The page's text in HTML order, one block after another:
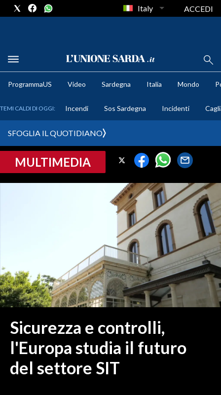
METEO
CRONACA SARDEGNA
GALLURA
NUORO E PROVINCIA
OGLIASTRA
ITALIA
MONDO
Italy ACCEDI
ProgrammaUS Video Sardegna Italia Mondo
TEMI CALDI DI OGGI: Incendi Sos Sardegna Incidenti
SFOGLIA IL QUOTIDIANO
MULTIMEDIA
Sicurezza e controlli,
l'Europa studia il futuro
del settore SIT